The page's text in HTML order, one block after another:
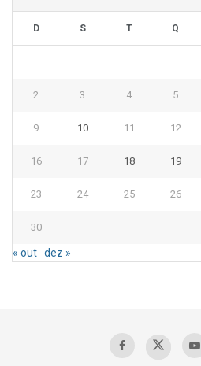
D S T Q
2 3 4 5
9 10 11 12
16 17 18 19
23 24 25 26
30
« out dez »